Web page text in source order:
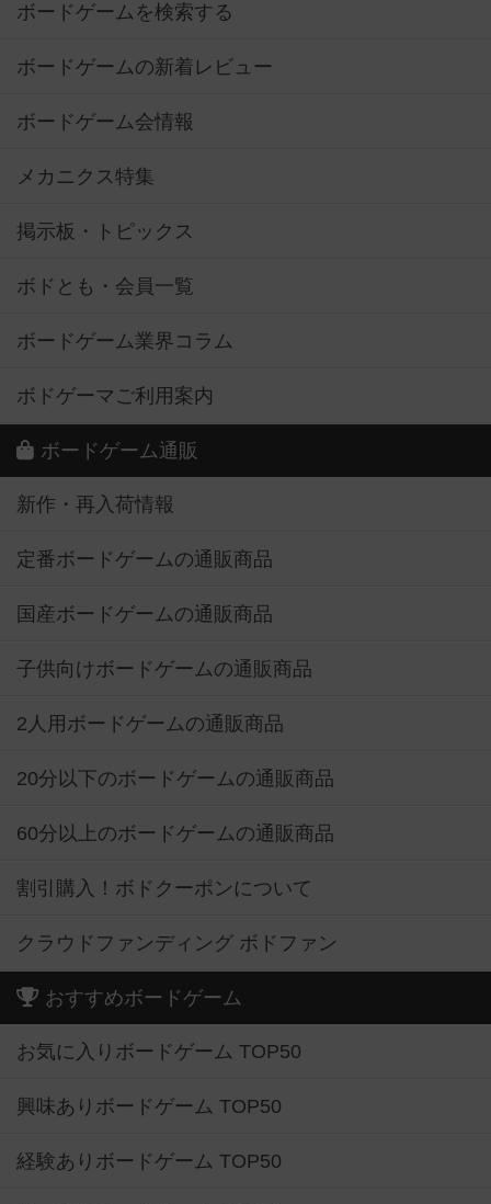
ボードゲームを検索する
ボードゲームの新着レビュー
ボードゲーム会情報
メカニクス特集
掲示板・トピックス
ボドとも・会員一覧
ボードゲーム業界コラム
ボドゲーマご利用案内
ボードゲーム通販
新作・再入荷情報
定番ボードゲームの通販商品
国産ボードゲームの通販商品
子供向けボードゲームの通販商品
2人用ボードゲームの通販商品
20分以下のボードゲームの通販商品
60分以上のボードゲームの通販商品
割引購入！ボドクーポンについて
クラウドファンディング ボドファン
おすすめボードゲーム
お気に入りボードゲーム TOP50
興味ありボードゲーム TOP50
経験ありボードゲーム TOP50